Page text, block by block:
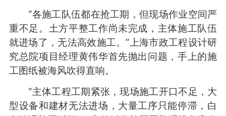
“各施工队伍都在抢工期，但现场作业空间严
重不足。土方平整工作尚未完成，主体施工队伍
就进场了，无法高效施工。”上海市政工程设计研
究总院项目经理黄伟华首先抛出问题，手上的施
工图纸被海风吹得直响。
“主体工程工期紧张，现场施工开口不足，大
型设备和建材无法进场，大量工序只能停滞，白